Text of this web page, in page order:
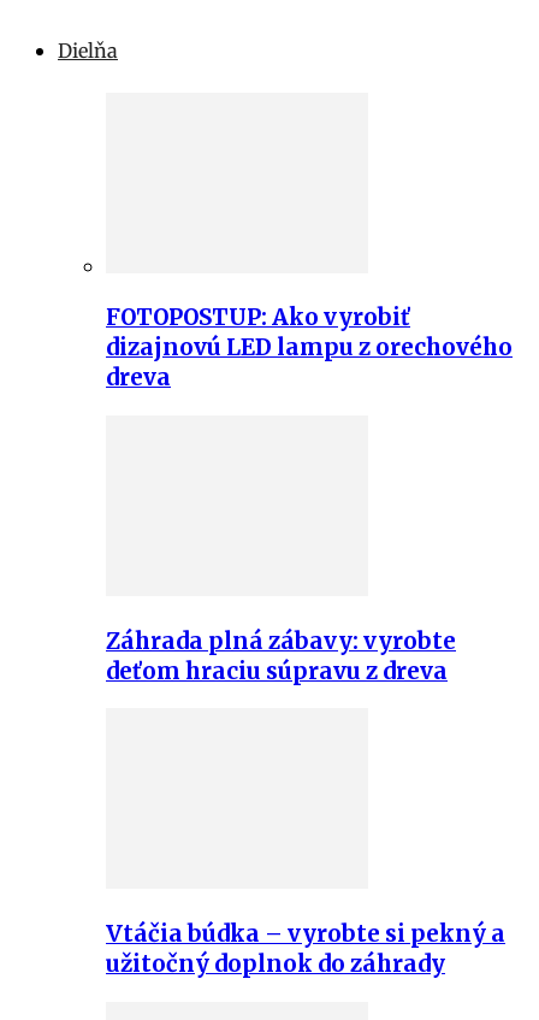
Dielňa
FOTOPOSTUP: Ako vyrobiť
dizajnovú LED lampu z orechového
dreva
Záhrada plná zábavy: vyrobte
deťom hraciu súpravu z dreva
Vtáčia búdka – vyrobte si pekný a
užitočný doplnok do záhrady